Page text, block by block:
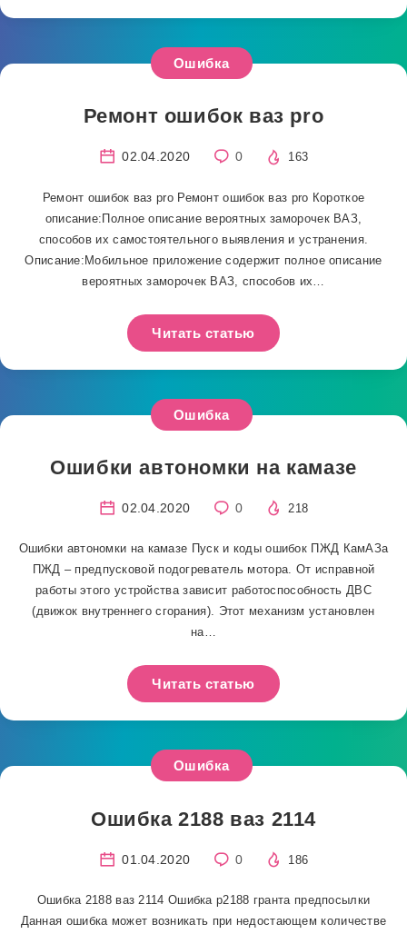
Ошибка
Ремонт ошибок ваз pro
02.04.2020 0 163
Ремонт ошибок ваз pro Ремонт ошибок ваз pro Короткое
описание:Полное описание вероятных заморочек ВАЗ,
способов их самостоятельного выявления и устранения.
Описание:Мобильное приложение содержит полное описание
вероятных заморочек ВАЗ, способов их…
Читать статью
Ошибка
Ошибки автономки на камазе
02.04.2020 0 218
Ошибки автономки на камазе Пуск и коды ошибок ПЖД КамАЗа
ПЖД – предпусковой подогреватель мотора. От исправной
работы этого устройства зависит работоспособность ДВС
(движок внутреннего сгорания). Этот механизм установлен
на…
Читать статью
Ошибка
Ошибка 2188 ваз 2114
01.04.2020 0 186
Ошибка 2188 ваз 2114 Ошибка р2188 гранта предпосылки
Данная ошибка может возникать при недостающем количестве